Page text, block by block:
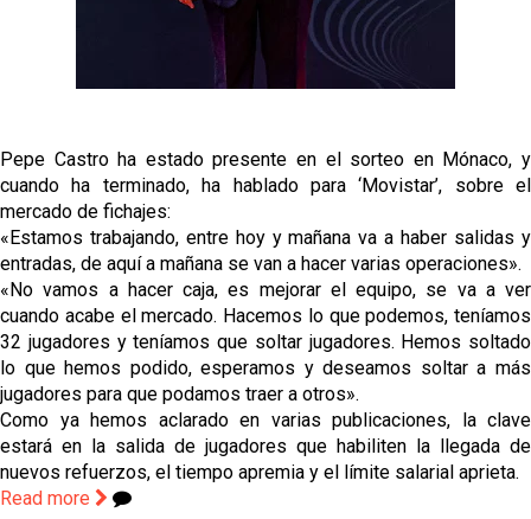
El Sevilla oficializa el traspaso de Sow
Miguel Sierra: La temporada pasada se vio
Diomande ya es madridista mientras Rodri agita el
mercado
Pepe Castro ha estado presente en el sorteo en Mónaco, y
cuando ha terminado, ha hablado para ‘Movistar’, sobre el
mercado de fichajes:
«Estamos trabajando, entre hoy y mañana va a haber salidas y
entradas, de aquí a mañana se van a hacer varias operaciones».
«No vamos a hacer caja, es mejorar el equipo, se va a ver
cuando acabe el mercado. Hacemos lo que podemos, teníamos
32 jugadores y teníamos que soltar jugadores. Hemos soltado
lo que hemos podido, esperamos y deseamos soltar a más
jugadores para que podamos traer a otros».
Como ya hemos aclarado en varias publicaciones, la clave
estará en la salida de jugadores que habiliten la llegada de
nuevos refuerzos, el tiempo apremia y el límite salarial aprieta.
Read more